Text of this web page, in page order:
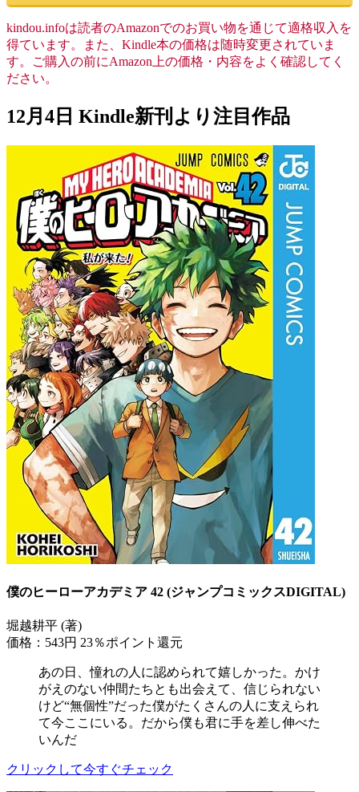
kindou.infoは読者のAmazonでのお買い物を通じて適格収入を
得ています。また、Kindle本の価格は随時変更されていま
す。ご購入の前にAmazon上の価格・内容をよく確認してく
ださい。
12月4日 Kindle新刊より注目作品
僕のヒーローアカデミア 42 (ジャンプコミックスDIGITAL)
堀越耕平 (著)
価格：543円 23％ポイント還元
あの日、憧れの人に認められて嬉しかった。かけ
がえのない仲間たちとも出会えて、信じられない
けど“無個性”だった僕がたくさんの人に支えられ
て今ここにいる。だから僕も君に手を差し伸べた
いんだ
クリックして今すぐチェック